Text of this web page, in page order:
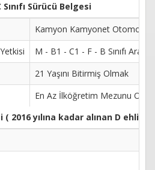
Sınıfı Sürücü Belgesi
Kamyon Kamyonet Otomobil
M - B1 - C1 - F - B Sınıfı
21 Yaşını Bitirmiş Olmak
En Az İlköğretim Mezunu
( 2016 yılına kadar alınan D